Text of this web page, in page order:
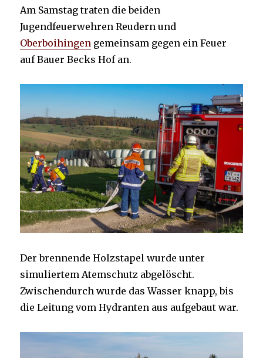
Am Samstag traten die beiden
Jugendfeuerwehren Reudern und
Oberboihingen gemeinsam gegen ein Feuer
auf Bauer Becks Hof an.
Der brennende Holzstapel wurde unter
simuliertem Atemschutz abgelöscht.
Zwischendurch wurde das Wasser knapp, bis
die Leitung vom Hydranten aus aufgebaut war.